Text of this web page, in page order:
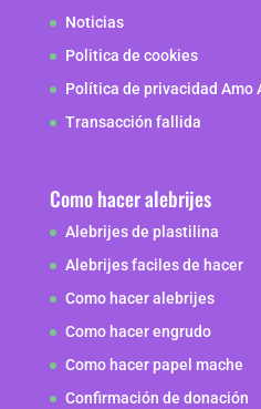
Noticias
Politica de cookies
Política de privacidad Amo
Transacción fallida
Como hacer alebrijes
Alebrijes de plastilina
Alebrijes faciles de hacer
Como hacer alebrijes
Como hacer engrudo
Como hacer papel mache
Confirmación de donación